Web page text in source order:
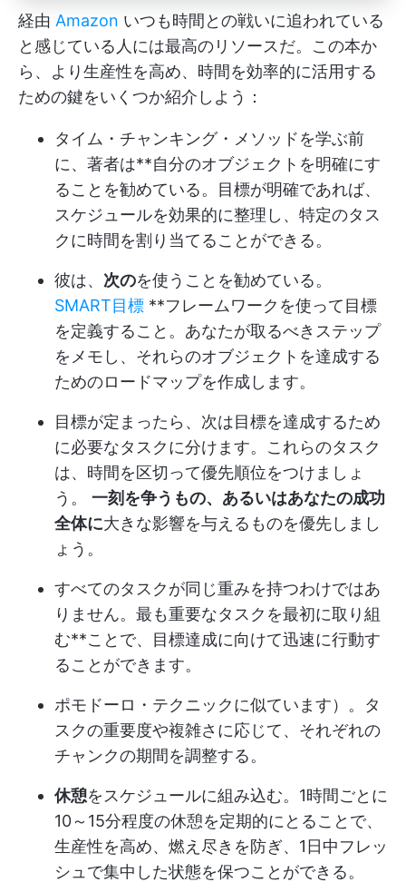
経由 Amazon いつも時間との戦いに追われている
と感じている人には最高のリソースだ。この本か
ら、より生産性を高め、時間を効率的に活用する
ための鍵をいくつか紹介しよう：
タイム・チャンキング・メソッドを学ぶ前
に、著者は**自分のオブジェクトを明確にす
ることを勧めている。目標が明確であれば、
スケジュールを効果的に整理し、特定のタス
クに時間を割り当てることができる。
彼は、 次のを使うことを勧めている。
SMART目標 **フレームワークを使って目標
を定義すること。あなたが取るべきステップ
をメモし、それらのオブジェクトを達成する
ためのロードマップを作成します。
目標が定まったら、次は目標を達成するため
に必要なタスクに分けます。これらのタスク
は、時間を区切って優先順位をつけましょ
う。 一刻を争うもの、あるいはあなたの成功
全体に大きな影響を与えるものを優先しまし
ょう。
すべてのタスクが同じ重みを持つわけではあ
りません。最も重要なタスクを最初に取り組
む**ことで、目標達成に向けて迅速に行動す
ることができます。
ポモドーロ・テクニックに似ています）。タ
スクの重要度や複雑さに応じて、それぞれの
チャンクの期間を調整する。
休憩をスケジュールに組み込む。1時間ごとに
10～15分程度の休憩を定期的にとることで、
生産性を高め、燃え尽きを防ぎ、1日中フレッ
シュで集中した状態を保つことができる。